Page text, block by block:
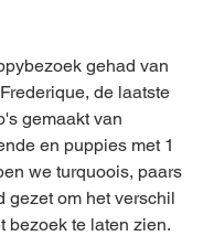
gehad van
de laatste
gemaakt van
en puppies met 1
we turquoois, paars
gezet om het verschil
bezoek te laten zien.